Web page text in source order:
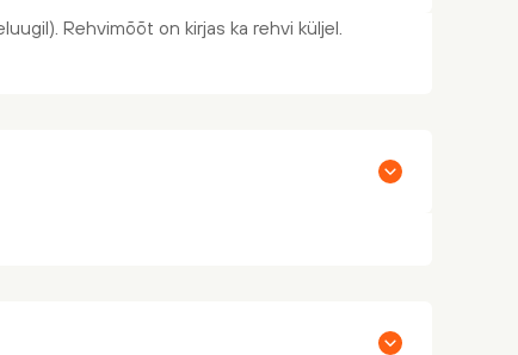
Rehvimõõt on kirjas ka rehvi küljel.